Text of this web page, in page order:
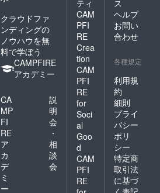
クラウドファ
ンディングの
ノウハウを無
料で学ぼう
CAMPFIRE
アカデミー
CA
MP
FI
RE
ア
カ
デ
ミ
ー
説
明
会
・
相
談
会
ティ
CAM
PFI
RE
Crea
tion
CAM
PFI
RE
for
Soci
al
Goo
d
CAM
PFI
RE
ス
ヘルプ
お問い
合わせ
各種規定
利用規
約
細則
プライ
バシー
ポリ
シー
特定商
取引法
に基づ